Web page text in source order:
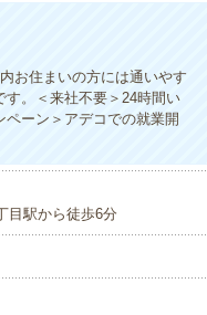
お住まいの方には通いやす
。＜来社不要＞24時間い
ーン＞アデコでの就業開
目駅から徒歩6分